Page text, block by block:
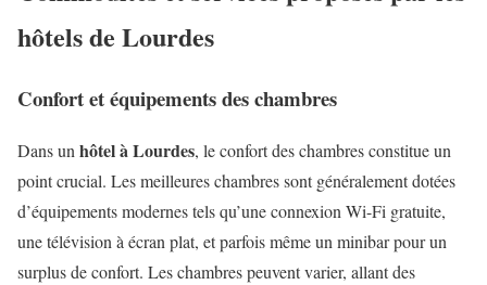
hôtels de Lourdes
Confort et équipements des chambres
Dans unhôtel à Lourdes, le confort des chambres constitue un
point crucial. Les meilleures chambres sont généralement dotées
d’équipements modernes tels qu’une connexion Wi-Fi gratuite,
une télévision à écran plat, et parfois même un minibar pour un
surplus de confort. Les chambres peuvent varier, allant des